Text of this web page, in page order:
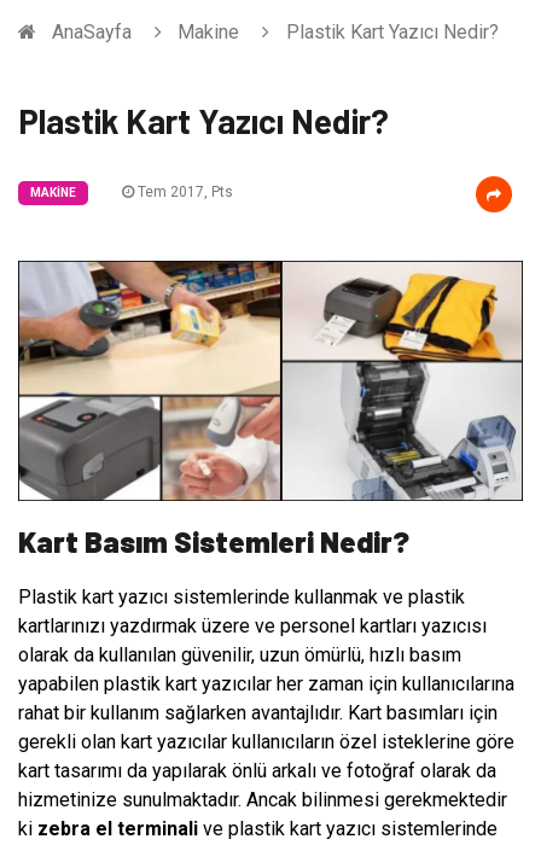
AnaSayfa Makine Plastik Kart Yazıcı Nedir?
Plastik Kart Yazıcı Nedir?
MAKINE Tem 2017, Pts
Kart Basım Sistemleri Nedir?
Plastik kart yazıcı sistemlerinde kullanmak ve plastik
kartlarınızı yazdırmak üzere ve personel kartları yazıcısı
olarak da kullanılan güvenilir, uzun ömürlü, hızlı basım
yapabilen plastik kart yazıcılar her zaman için kullanıcılarına
rahat bir kullanım sağlarken avantajlıdır. Kart basımları için
gerekli olan kart yazıcılar kullanıcıların özel isteklerine göre
kart tasarımı da yapılarak önlü arkalı ve fotoğraf olarak da
hizmetinize sunulmaktadır. Ancak bilinmesi gerekmektedir
ki zebra el terminali ve plastik kart yazıcı sistemlerinde